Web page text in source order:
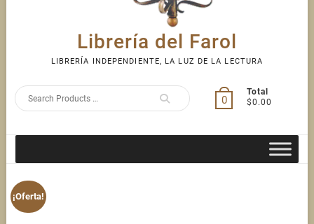
Librería del Farol
LIBRERÍA INDEPENDIENTE, LA LUZ DE LA LECTURA
Search
0
Total
$0.00
¡Oferta!